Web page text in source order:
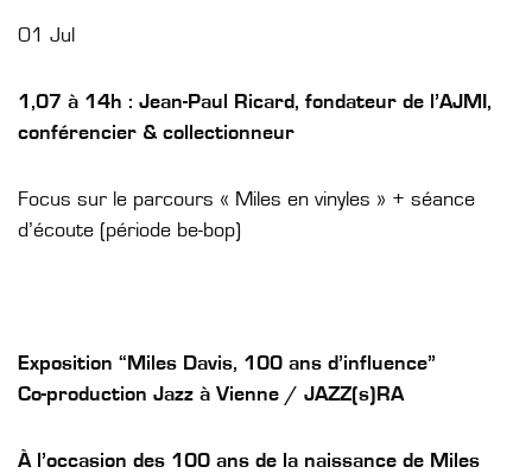
01 Jul
1,07 à 14h : Jean-Paul Ricard, fondateur de l’AJMI,
conférencier & collectionneur
Focus sur le parcours « Miles en vinyles » + séance
d’écoute (période be-bop)
Exposition “Miles Davis, 100 ans d’influence”
Co-production Jazz à Vienne / JAZZ(s)RA
À l’occasion des 100 ans de la naissance de Miles